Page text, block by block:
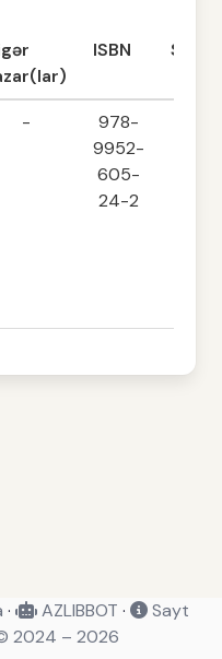
ISBN Səhifə
-
978-
9952-
605-
24-2
· AZLIBBOT ·
Sayt
2024 – 2026